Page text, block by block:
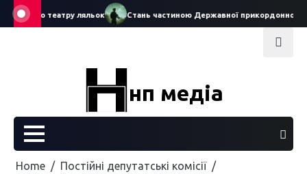
Skip
театру ляльок Стань частиною Державної прикордонної
нп медіа
Home
Постійні депутатські комісії